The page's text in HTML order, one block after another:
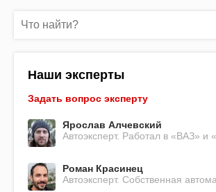
Наши эксперты
Задать вопрос эксперту
Ярослав Алчевский
Автоэксперт. Работал в «ВАЗ» и
Роман Красинец
Автоэксперт. Собственная